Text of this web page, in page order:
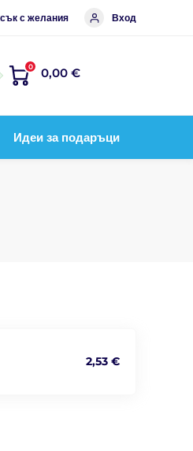
с желания Вход
0 0,00 €
Идеи за подаръци
2,53 €